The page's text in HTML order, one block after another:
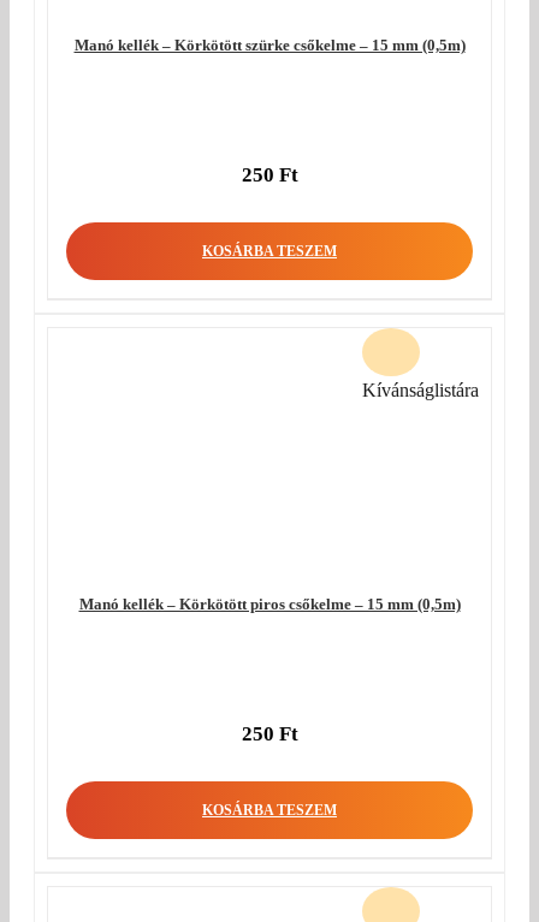
Manó kellék – Körkötött szürke csőkelme – 15 mm (0,5m)
250 Ft
KOSÁRBA TESZEM
Manó kellék – Körkötött piros csőkelme – 15 mm (0,5m)
250 Ft
KOSÁRBA TESZEM
Kívánságlistára